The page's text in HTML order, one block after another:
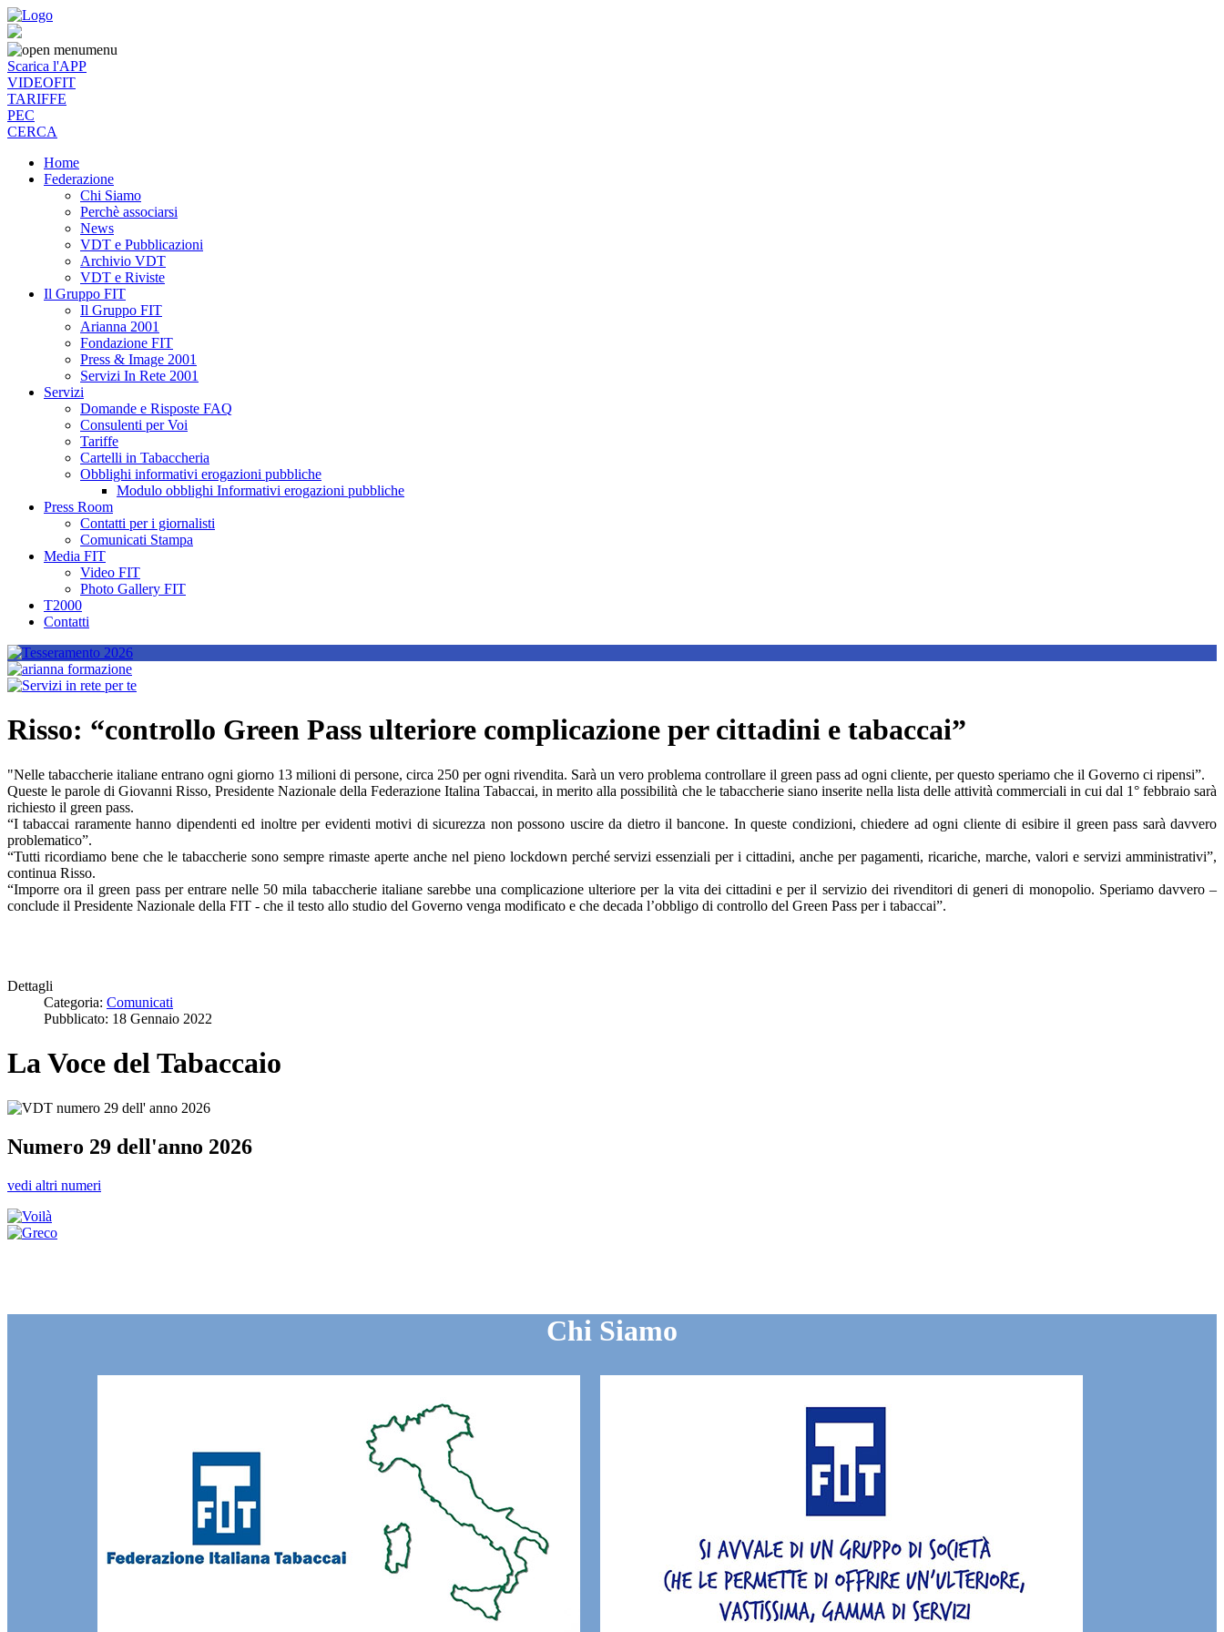
menu
Scarica l'APP
VIDEOFIT
TARIFFE
PEC
CERCA
Home
Federazione
Chi Siamo
Perchè associarsi
News
VDT e Pubblicazioni
Archivio VDT
VDT e Riviste
Il Gruppo FIT
Il Gruppo FIT
Arianna 2001
Fondazione FIT
Press & Image 2001
Servizi In Rete 2001
Servizi
Domande e Risposte FAQ
Consulenti per Voi
Tariffe
Cartelli in Tabaccheria
Obblighi informativi erogazioni pubbliche
Modulo obblighi Informativi erogazioni pubbliche
Press Room
Contatti per i giornalisti
Comunicati Stampa
Media FIT
Video FIT
Photo Gallery FIT
T2000
Contatti
Risso: “controllo Green Pass ulteriore complicazione per cittadini e tabaccai”
"Nelle tabaccherie italiane entrano ogni giorno 13 milioni di persone, circa 250 per ogni rivendita. Sarà un vero problema controllare il green pass ad ogni cliente, per questo speriamo che il Governo ci ripensi”.
Queste le parole di Giovanni Risso, Presidente Nazionale della Federazione Italina Tabaccai, in merito alla possibilità che le tabaccherie siano inserite nella lista delle attività commerciali in cui dal 1° febbraio sarà
richiesto il green pass.
“I tabaccai raramente hanno dipendenti ed inoltre per evidenti motivi di sicurezza non possono uscire da dietro il bancone. In queste condizioni, chiedere ad ogni cliente di esibire il green pass sarà davvero
problematico”.
“Tutti ricordiamo bene che le tabaccherie sono sempre rimaste aperte anche nel pieno lockdown perché servizi essenziali per i cittadini, anche per pagamenti, ricariche, marche, valori e servizi amministrativi”,
continua Risso.
“Imporre ora il green pass per entrare nelle 50 mila tabaccherie italiane sarebbe una complicazione ulteriore per la vita dei cittadini e per il servizio dei rivenditori di generi di monopolio. Speriamo davvero –
conclude il Presidente Nazionale della FIT - che il testo allo studio del Governo venga modificato e che decada l’obbligo di controllo del Green Pass per i tabaccai”.
Dettagli
Categoria: Comunicati
Pubblicato: 18 Gennaio 2022
La Voce del Tabaccaio
Numero 29 dell'anno 2026
vedi altri numeri
Chi Siamo